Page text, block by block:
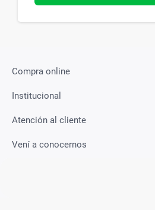
Compra online
Institucional
Atención al cliente
Vení a conocernos